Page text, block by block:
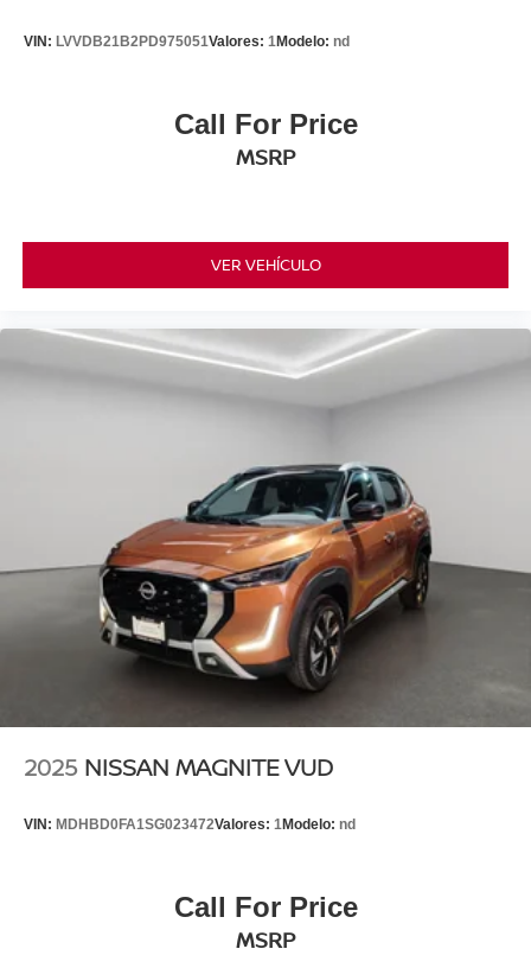
VIN: LVVDB21B2PD975051Valores: 1Modelo: nd
Call For Price
MSRP
VER VEHÍCULO
2025 NISSAN MAGNITE VUD
VIN: MDHBD0FA1SG023472Valores: 1Modelo: nd
Call For Price
MSRP